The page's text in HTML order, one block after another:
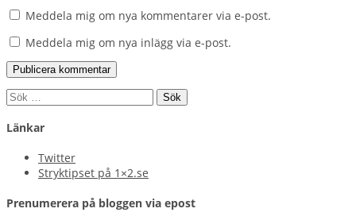
Meddela mig om nya kommentarer via e-post.
Meddela mig om nya inlägg via e-post.
Sök
efter:
Länkar
Twitter
Stryktipset på 1×2.se
Prenumerera på bloggen via epost